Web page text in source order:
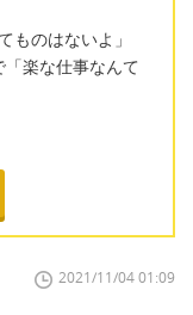
ものはないよ」
楽な仕事なんて
2021/11/04 01:09